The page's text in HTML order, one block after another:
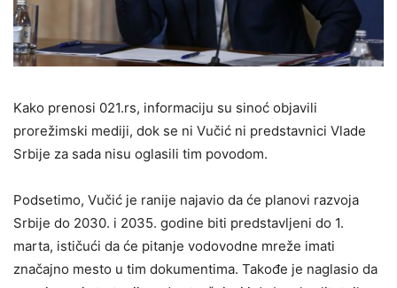
Kako prenosi 021.rs, informaciju su sinoć objavili
prorežimski mediji, dok se ni Vučić ni predstavnici Vlade
Srbije za sada nisu oglasili tim povodom.
Podsetimo, Vučić je ranije najavio da će planovi razvoja
Srbije do 2030. i 2035. godine biti predstavljeni do 1.
marta, ističući da će pitanje vodovodne mreže imati
značajno mesto u tim dokumentima. Takođe je naglasio da